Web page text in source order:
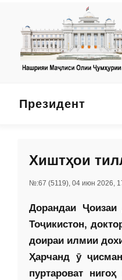
Президент
Хиштҳои
№:67 (5119), 04 июн 2026,
Дорандаи
Тоҷикистон,
доираи илмии
Ҳарчанд ӯ
пуртароват